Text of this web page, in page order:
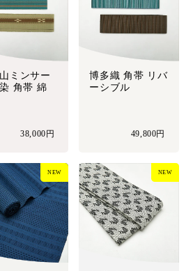
ミンサー
角帯 綿
38,000円
博多織 角帯 リバ
ーシブル
49,800円
NEW NEW